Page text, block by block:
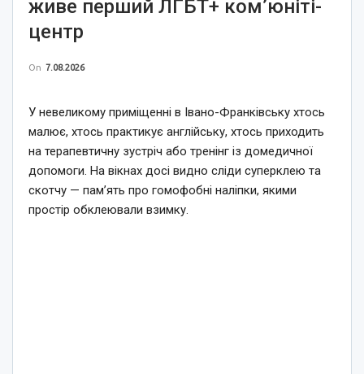
живе перший ЛГБТ+ ком’юніті-
центр
On 7.08.2026
У невеликому приміщенні в Івано-Франківську хтось
малює, хтось практикує англійську, хтось приходить
на терапевтичну зустріч або тренінг із домедичної
допомоги. На вікнах досі видно сліди суперклею та
скотчу — пам’ять про гомофобні наліпки, якими
простір обклеювали взимку.